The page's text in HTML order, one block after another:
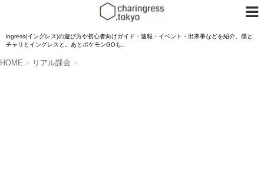
ingress(イングレス)の遊び方や初心者向けガイド・速報・イベント・出来事などを紹介。僕と
チャリとイングレスと。あとポケモンGOも。
HOME > リアル課金 >